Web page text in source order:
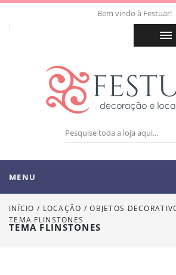
Bem vindo à Festuar!
MENU
INÍCIO / LOCAÇÃO /OBJETOS
TEMA FLINSTONES
TEMA FLINSTONES